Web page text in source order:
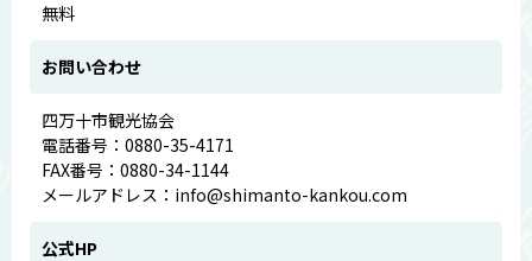
無料
お問い合わせ
四万十市観光協会
電話番号：0880-35-4171
FAX番号：0880-34-1144
メールアドレス：info@shimanto-kankou.com
公式HP